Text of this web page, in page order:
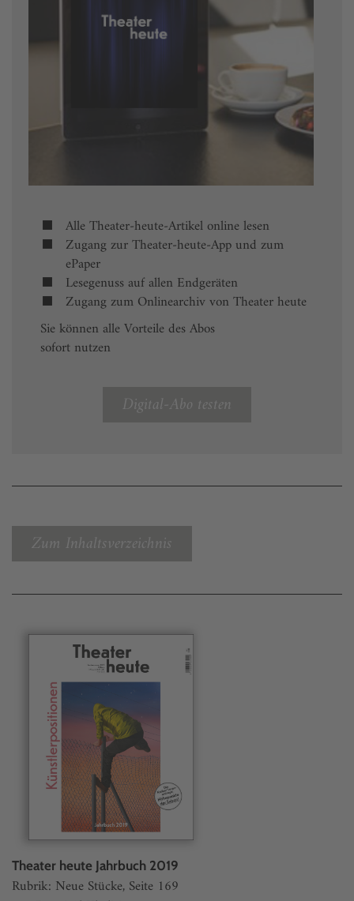
Alle Theater-heute-Artikel online lesen
Zugang zur Theater-heute-App und zum
ePaper
Lesegenuss auf allen Endgeräten
Zugang zum Onlinearchiv von Theater heute
Sie können alle Vorteile des Abos
sofort nutzen
Digital-Abo testen
Zum Inhaltsverzeichnis
Theater heute Jahrbuch 2019
Rubrik: Neue Stücke, Seite 169